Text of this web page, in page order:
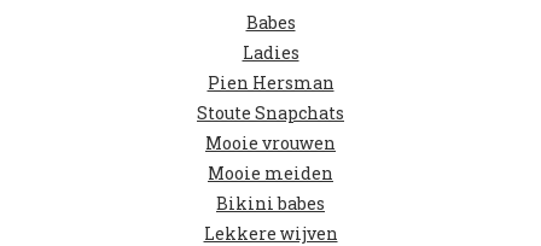
Babes
Ladies
Pien Hersman
Stoute Snapchats
Mooie vrouwen
Mooie meiden
Bikini babes
Lekkere wijven